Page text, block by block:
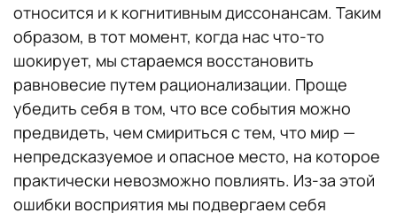
относится и к когнитивным диссонансам. Таким
образом, в тот момент, когда нас что-то
шокирует, мы стараемся восстановить
равновесие путем рационализации. Проще
убедить себя в том, что все события можно
предвидеть, чем смириться с тем, что мир —
непредсказуемое и опасное место, на которое
практически невозможно повлиять. Из-за этой
ошибки восприятия мы подвергаем себя